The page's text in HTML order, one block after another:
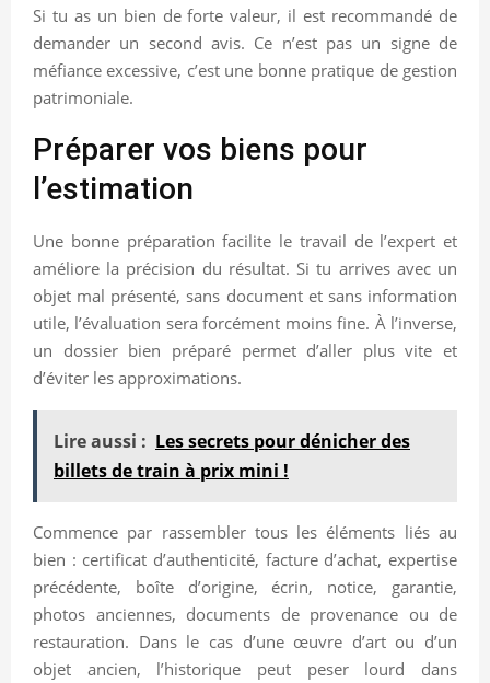
Si tu as un bien de forte valeur, il est recommandé de
demander un second avis. Ce n’est pas un signe de
méfiance excessive, c’est une bonne pratique de gestion
patrimoniale.
Préparer vos biens pour
l’estimation
Une bonne préparation facilite le travail de l’expert et
améliore la précision du résultat. Si tu arrives avec un
objet mal présenté, sans document et sans information
utile, l’évaluation sera forcément moins fine. À l’inverse,
un dossier bien préparé permet d’aller plus vite et
d’éviter les approximations.
Lire aussi : Les secrets pour dénicher des
billets de train à prix mini !
Commence par rassembler tous les éléments liés au
bien : certificat d’authenticité, facture d’achat, expertise
précédente, boîte d’origine, écrin, notice, garantie,
photos anciennes, documents de provenance ou de
restauration. Dans le cas d’une œuvre d’art ou d’un
objet ancien, l’historique peut peser lourd dans